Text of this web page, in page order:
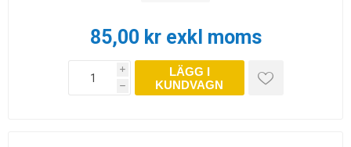
85,00 kr exkl moms
i
h
LÄGG I
KUNDVAGN